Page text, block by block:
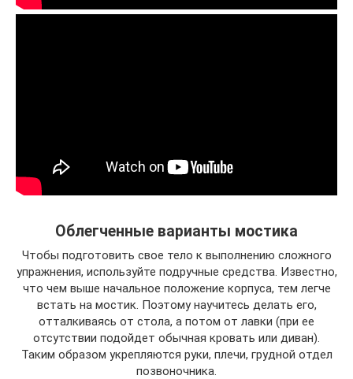
Облегченные варианты мостика
Чтобы подготовить свое тело к выполнению сложного
упражнения, используйте подручные средства. Известно,
что чем выше начальное положение корпуса, тем легче
встать на мостик. Поэтому научитесь делать его,
отталкиваясь от стола, а потом от лавки (при ее
отсутствии подойдет обычная кровать или диван).
Таким образом укрепляются руки, плечи, грудной отдел
позвоночника.